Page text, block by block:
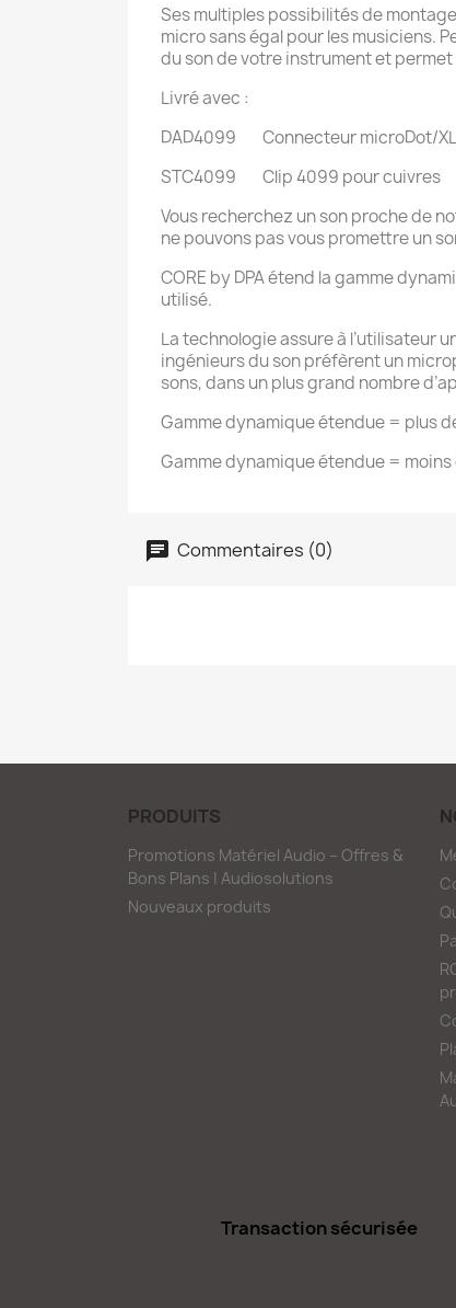
Ses multiples possibilités de
micro sans égal pour les musiciens.
du son de votre instrument et
Livré avec :
DAD4099 Connecteur microDot/
STC4099 Clip 4099 pour cuivres
Vous recherchez un son proche de
ne pouvons pas vous promettre un
CORE by DPA étend la gamme
utilisé.
La technologie assure à l’utilisateur
ingénieurs du son préfèrent un
sons, dans un plus grand nombre
Gamme dynamique étendue = plus
Gamme dynamique étendue =
Commentaires (0)
PRODUITS
Promotions Matériel Audio – Offres &
Bons Plans | Audiosolutions
Nouveaux produits
Transaction sécurisée